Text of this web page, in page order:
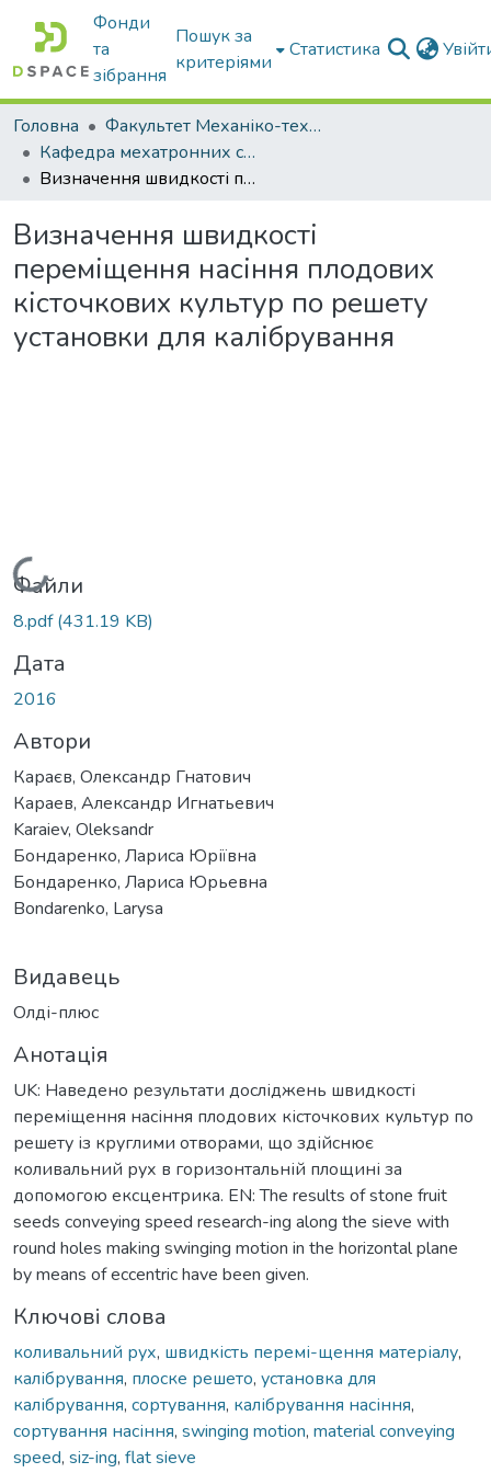
Фонди
та
зібрання
Пошук за
критеріями
Статистика
Головна
Факультет Механіко-технологічний
Кафедра мехатронних систем тракторів та сільскогосподарських машин
Визначення швидкості переміщення насіння плодових кісточкових культур по решету установки для калібрування
Визначення швидкості
переміщення насіння плодових
кісточкових культур по решету
установки для калібрування
Вантажиться...
Файли
8.pdf(431.19 KB)
Дата
2016
Автори
Караєв, Олександр Гнатович
Караев, Александр Игнатьевич
Karaiev, Oleksandr
Бондаренко, Лариса Юріївна
Бондаренко, Лариса Юрьевна
Bondarenko, Larysa
Видавець
Олді-плюс
Анотація
UK: Наведено результати досліджень швидкості
переміщення насіння плодових кісточкових культур по
решету із круглими отворами, що здійснює
коливальний рух в горизонтальній площині за
допомогою ексцентрика. EN: The results of stone fruit
seeds conveying speed research-ing along the sieve with
round holes making swinging motion in the horizontal plane
by means of eccentric have been given.
Ключові слова
коливальний рух, швидкість перемі-щення матеріалу,
калібрування, плоске решето, установка для
калібрування, сортування, калібрування насіння,
сортування насіння, swinging motion, material conveying
speed, siz-ing, flat sieve